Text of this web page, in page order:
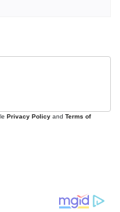
Privacy Policy and Terms of